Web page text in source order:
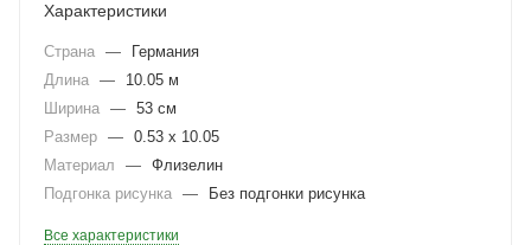
Характеристики
Страна —
Германия
Длина —
10.05 м
Ширина — 53 см
Размер — 0.53 x 10.05
Материал
— Флизелин
Подгонка рисунка — Без подгонки рисунка
Все характеристики